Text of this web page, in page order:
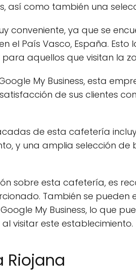
así como también una
conveniente, ya que se
el País Vasco, España.
aquellos que visitan la
My Business, esta
de sus clientes
de esta cafetería
y una amplia selección
sobre esta cafetería, es
También se pueden
My Business, lo que
visitar este establecimiento.
Riojana